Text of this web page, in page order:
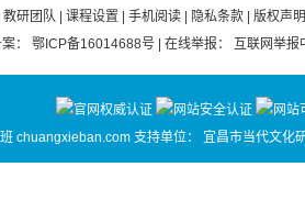
教研团队 课程设置 | 手机阅读 隐私条款 版权声明
： 鄂ICP备16014688号 | 在线举报： 互联网举报
chuangxieban.com 支持单位： 宜昌市当代文化